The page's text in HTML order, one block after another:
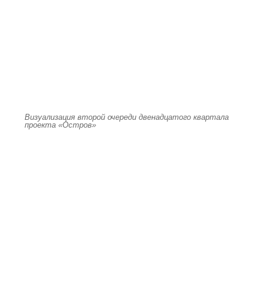
Визуализация второй очереди двенадцатого квартала
проекта «Остров»